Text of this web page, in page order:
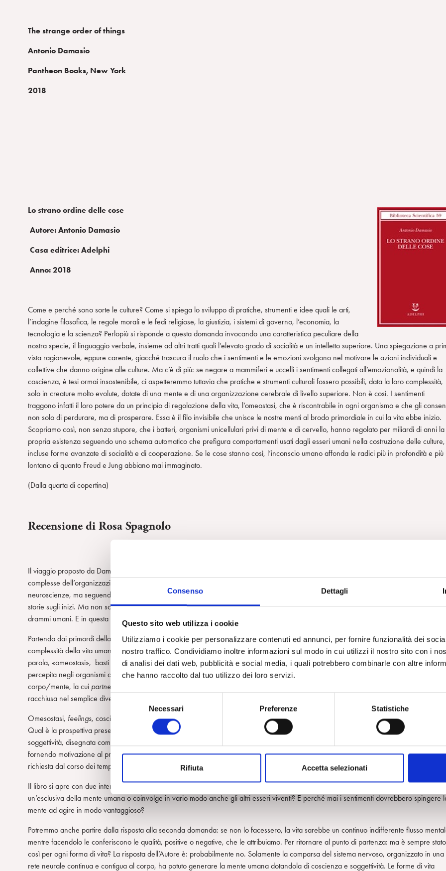
Consenso Dettagli
Questo sito web utilizza i cookie
Utilizziamo i cookie per personalizzare contenuti ed annunci, per fornire funzionalità dei
nostro traffico. Condividiamo inoltre informazioni sul modo in cui utilizzi il nostro sito con i
di analisi dei dati web, pubblicità e social media, i quali potrebbero combinarle con altre
che hanno raccolto dal tuo utilizzo dei loro servizi.
S
l
e
z
o
e
l
c
o
n
Necessari Preferenze Statistiche
Rifiuta Accetta selezionati
The strange order of things
Antonio Damasio
Pantheon Books, New York
2018
Lo strano ordine delle cose
Autore: Antonio Damasio
Casa editrice: Adelphi
Anno: 2018
Come e perché sono sorte le culture? Come si spiega lo sviluppo di pratiche, strumenti e idee quali le arti,
l’indagine filosofica, le regole morali e le fedi religiose, la giustizia, i sistemi di governo, l’economia, la
tecnologia e la scienza? Perlopiù si risponde a questa domanda invocando una caratteristica peculiare della
nostra specie, il linguaggio verbale, insieme ad altri tratti quali l’elevato grado di socialità e un intelletto superiore. Una spiegazione a
vista ragionevole, eppure carente, giacché trascura il ruolo che i sentimenti e le emozioni svolgono nel motivare le azioni individuali e
collettive che danno origine alle culture. Ma c’è di più: se negare a mammiferi e uccelli i sentimenti collegati all’emozionalità, e quindi la
coscienza, è tesi ormai insostenibile, ci aspetteremmo tuttavia che pratiche e strumenti culturali fossero possibili, data la loro complessità,
solo in creature molto evolute, dotate di una mente e di una organizzazione cerebrale di livello superiore. Non è così. I sentimenti
traggono infatti il loro potere da un principio di regolazione della vita, l’omeostasi, che è riscontrabile in ogni organismo e che gli
non solo di perdurare, ma di prosperare. Essa è il filo invisibile che unisce le nostre menti al brodo primordiale in cui la vita ebbe inizio.
Scopriamo così, non senza stupore, che i batteri, organismi unicellulari privi di mente e di cervello, hanno regolato per miliardi di anni la
propria esistenza seguendo uno schema automatico che prefigura comportamenti usati dagli esseri umani nella costruzione delle culture,
incluse forme avanzate di socialità e di cooperazione. Se le cose stanno così, l’inconscio umano affonda le radici più in profondità e più
lontano di quanto Freud e Jung abbiano mai immaginato.
(Dalla quarta di copertina)
Recensione di Rosa Spagnolo
Il viaggio proposto da Damasio nel libro
complesse dell’organizzazione sociale legate alla produzione della cultura. Come leggere il libro? Non come l’ennesimo prodotto delle
neuroscienze, ma seguendo l’indicazione che l’Autore ci fornisce nell’introduzione: noi umani siamo dei cantastorie e amiamo
storie sugli inizi. Ma non solo sugli inizi. Continuiamo a produrre, a creare, a generare cultura, in uno sforzo continuo di fronteggiare i
drammi umani. E in questa continua produzione un ruolo rilevante, in prima fila, è occupato dai sentimenti.
Partendo dai primordi della vita, Damasio si fa sorprendere dal terminestrange. «Strano», infatti, è il termine usato riflettendo sulla
complessità della vita umana, evolutasi a partire da un elemento semplice come è il batterio. «Strano» a sua volta appare come una sola
parola, «omeostasi», basti per designare lo sviluppo della vita, sia in termini semplici che complessi. Se questa, l’omeostasi, viene
percepita negli organismi dotati di sistema nervoso comefeelings, ecco la creazione, nel corso dei millenni, di un indissolubile legame
corpo/mente, la cui partnership
racchiusa nel semplice divenire delle cose che rendono complessa l’umana esistenza.
Omesostasi, feelings, coscienza e soggettività li avevamo già incontrati nell’ultimo libro di Damasio, Il Sé viene alla mente(Adelphi,
Qual è la prospettiva presentata in questo nuovo lavoro? Innanzitutto, e forse soprattutto, la sequenza omeostasi,
feelings
, coscienza e
soggettività, disegnata come un gradiente crescente di complessità e di generatività di cultura e socialità. I sentimenti vi contribuiscono
fornendo motivazione al processo culturale, monitorando l’efficacia e il fallimento degli strumenti usati e partecipando nella negoziazione
richiesta dal corso dei tempi.
Il libro si apre con due interrogativi di fondo, che troveranno risposta nella terza parte: «The cultural mind at work». Questa sequenza è
un’esclusiva della mente umana o coinvolge in vario modo anche gli altri esseri viventi? E perché mai i sentimenti dovrebbero spingere
mente ad agire in modo vantaggioso?
Potremmo anche partire dalla risposta alla seconda domanda: se non lo facessero, la vita sarebbe un continuo indifferente flusso
mentre facendolo le conferiscono le qualità, positive o negative, che le attribuiamo. Per ritornare al punto di partenza: ma è sempre stato
così per ogni forma di vita? La risposta dell’Autore è: probabilmente no. Solamente la comparsa del sistema nervoso, organizzato in una
rete neurale continua e contigua al corpo, ha potuto generare la mente umana dotandola di coscienza e soggettività. Le forme di vita